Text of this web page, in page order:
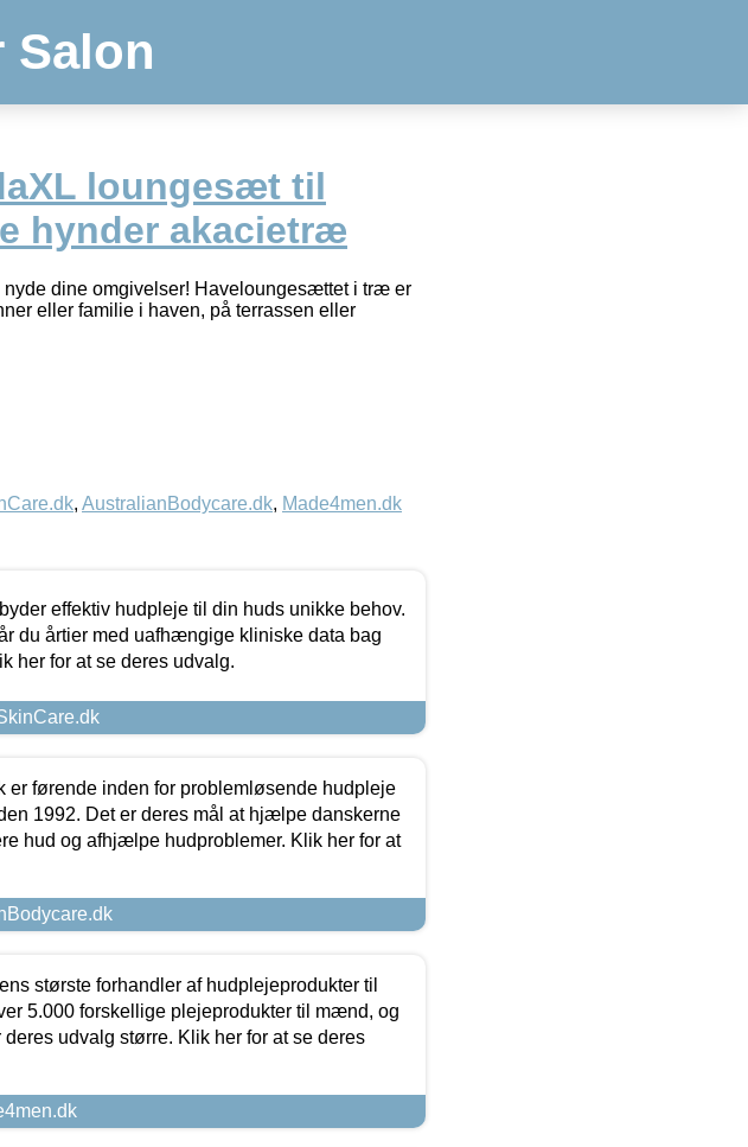
Salon
loungesæt til
hynder akacietræ
dine omgivelser! Haveloungesættet i træ er
eller familie i haven, på terrassen eller
, AustralianBodycare.dk, Made4men.dk
effektiv hudpleje til din huds unikke behov.
du årtier med uafhængige kliniske data bag
her for at se deres udvalg.
er førende inden for problemløsende hudpleje
1992. Det er deres mål at hjælpe danskerne
hud og afhjælpe hudproblemer. Klik her for at
største forhandler af hudplejeprodukter til
5.000 forskellige plejeprodukter til mænd, og
udvalg større. Klik her for at se deres